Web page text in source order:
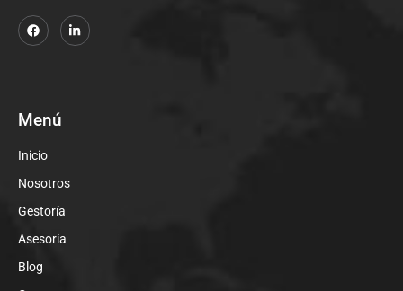
Menú
Inicio
Nosotros
Gestoría
Asesoría
Blog